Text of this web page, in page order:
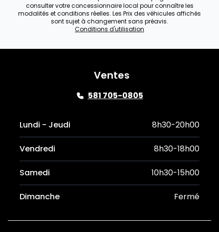
consulter votre concessionnaire local pour connaître les
modalités et conditions réelles. Les Prix des véhicules affichés
sont sujet à changement sans préavis.
Conditions d'utilisation
Ventes
581 705-0805
Lundi - Jeudi 8h30-20h00
Vendredi 8h30-18h00
Samedi 10h30-15h00
Dimanche Fermé